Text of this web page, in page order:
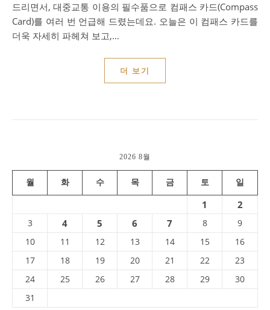
드리면서, 대중교통 이용의 필수품으로 컴패스 카드(Compass
Card)를 여러 번 언급해 드렸는데요. 오늘은 이 컴패스 카드를
더욱 자세히 파헤쳐 보고,…
더 보기
2026 8월
월 화 수 목 금 토 일
1 2
3 4 5 6 7 8
9
10
11 12 13 14 15
16
17
18 19 20 21 22
23
24
25 26 27 28 29
30
31